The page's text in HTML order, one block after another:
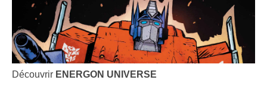
Découvrir ENERGON UNIVERSE